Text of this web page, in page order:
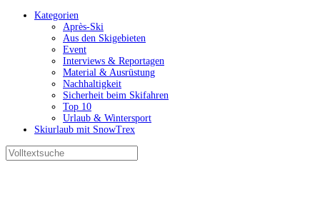
Kategorien
Après-Ski
Aus den Skigebieten
Event
Interviews & Reportagen
Material & Ausrüstung
Nachhaltigkeit
Sicherheit beim Skifahren
Top 10
Urlaub & Wintersport
Skiurlaub mit SnowTrex